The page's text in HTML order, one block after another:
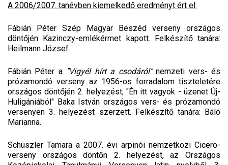
A 2006/2007. tanévben kiemelkedő eredményt ért el:
Fábián Péter Szép Magyar Beszéd verseny országos
döntőjén Kazinczy-emlékérmet kapott. Felkészítő tanára:
Heilmann József.
Fábián Péter a "Vigyél hírt a csodáról"nemzeti vers- és
prózamondó verseny az 1956-os forradalom tiszteletére
országos döntőjén 2. helyezést; "Én itt vagyok - üzenet Új-
Huligániából" Baka István országos vers- és prózamondó
versenyen 3. helyezést szerzett. Felkészítő tanára: Báló
Marianna.
Schüszler Tamara a 2007. évi arpinói nemzetközi Cicero-
verseny országos döntőn 2. helyezést, az Országos